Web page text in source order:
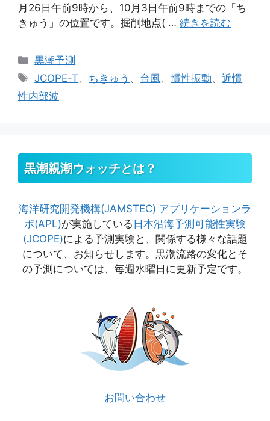
月26日午前9時から、10月3日午前9時までの「ち
きゅう」の位置です。掘削地点( … 続きを読む
カ
テ
ゴ
リ
黒潮予測
タ
グ
JCOPE-T、 ちきゅう 、 台風、慣性振動、近慣
性内部波
黒潮親潮ウォッチとは？
海洋研究開発機構(JAMSTEC) アプリケーションラ
ボ(APL)が実施している 日本沿海予測可能性実験
(JCOPE)による予測実験と、関係する様々な話題
について、お知らせします。黒潮流路の変化とそ
の予測については、毎週水曜日に更新予定です。
お問い合わせ